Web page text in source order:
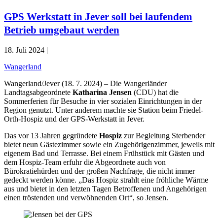
GPS Werkstatt in Jever soll bei laufendem
Betrieb umgebaut werden
18. Juli 2024 |
Wangerland
Wangerland/Jever (18. 7. 2024) – Die Wangerländer
Landtagsabgeordnete Katharina Jensen (CDU) hat die
Sommerferien für Besuche in vier sozialen Einrichtungen in der
Region genutzt. Unter anderem machte sie Station beim Friedel-
Orth-Hospiz und der GPS-Werkstatt in Jever.
Das vor 13 Jahren gegründete Hospiz zur Begleitung Sterbender
bietet neun Gästezimmer sowie ein Zugehörigenzimmer, jeweils mit
eigenem Bad und Terrasse. Bei einem Frühstück mit Gästen und
dem Hospiz-Team erfuhr die Abgeordnete auch von
Bürokratiehürden und der großen Nachfrage, die nicht immer
gedeckt werden könne. „Das Hospiz strahlt eine fröhliche Wärme
aus und bietet in den letzten Tagen Betroffenen und Angehörigen
einen tröstenden und verwöhnenden Ort“, so Jensen.